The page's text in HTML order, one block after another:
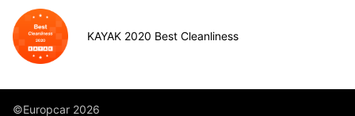
KAYAK 2020 Best Cleanliness
©Europcar 2026